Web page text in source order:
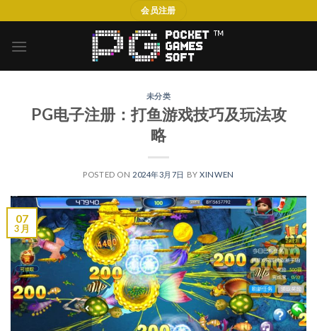
to
content
会员注册
未分类
PG电子注册：打鱼游戏技巧及玩法攻
略
POSTED ON 2024年3月7日 BYXINWEN
07
3 月